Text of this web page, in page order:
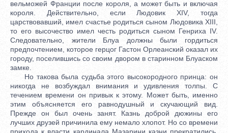
вельможей Франции после короля, а может быть и включая
короля. Действительно, если Людовик XIV, тогда
царствовавший, имел счастье родиться сыном Людовика XIII,
то его высочество имел честь родиться сыном Генриха IV.
Следовательно, жители Блуа должны были гордиться
предпочтением, которое герцог Гастон Орлеанский оказал их
городу, поселившись со своим двором в старинном Блуаском
замке.
Но такова была судьба этого высокородного принца: он
никогда не возбуждал внимания и удивления толпы. С
течением времени он привык к этому. Может быть, именно
этим объясняется его равнодушный и скучающий вид.
Прежде он был очень занят. Казнь доброй дюжины его
лучших друзей причинила ему немало хлопот. Но со времени
прихода к власти кардинала Мазарини казни прекратились,